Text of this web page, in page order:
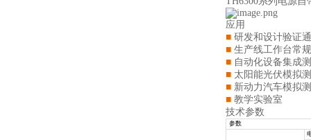
应用
■ 研发和设计验证
■ 生产线工作台常
■ 自动化设备集成
■ 太阳能光伏模拟
■ 新动力汽车模拟
■ 教学实验室
技术参数
参数